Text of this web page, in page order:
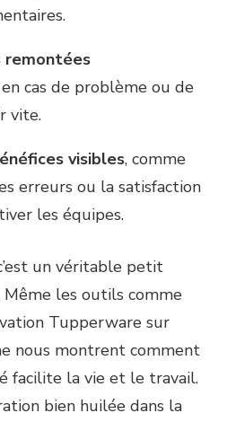
remontées
en cas de problème ou de
vite.
visibles, comme
erreurs ou la satisfaction
les équipes.
un véritable petit
les outils comme
Tupperware sur
nous montrent comment
facilite la vie et le travail.
bien huilée dans la